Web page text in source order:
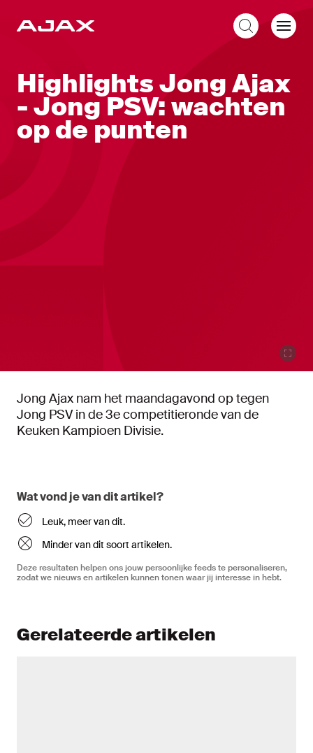
Highlights Jong Ajax
- Jong PSV: wachten
op de punten
Jong Ajax nam het maandagavond op tegen
Jong PSV in de 3e competitieronde van de
Keuken Kampioen Divisie.
Wat vond je van dit artikel?
Leuk, meer van dit.
Minder van dit soort artikelen.
Deze resultaten helpen ons jouw persoonlijke feeds te personaliseren,
zodat we nieuws en artikelen kunnen tonen waar jij interesse in hebt.
Gerelateerde artikelen